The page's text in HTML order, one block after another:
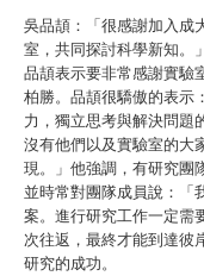
吳品頡：「很感謝加入成
室，共同探討科學新知。
品頡表示要非常感謝實驗
柏勝。品頡很驕傲的表示
力，獨立思考與解決問題
沒有他們以及實驗室的大
現。」他強調，有研究團
並時常對團隊成員說：「
案。進行研究工作一定需
次往返，最終才能到達彼
研究的成功。